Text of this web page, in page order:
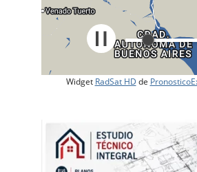
Widget RadSat HD de